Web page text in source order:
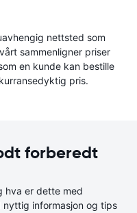
nettsted som
sammenligner priser
en kunde kan bestille
pris.
forberedt
hva er dette med
nyttig informasjon og tips